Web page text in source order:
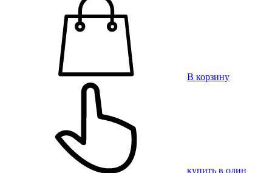
В корзину
купить в один